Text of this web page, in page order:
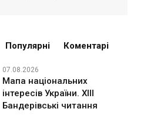
Популярні Коментарі
07.08.2026
Мапа національних
інтересів України. ХІІІ
Бандерівські читання